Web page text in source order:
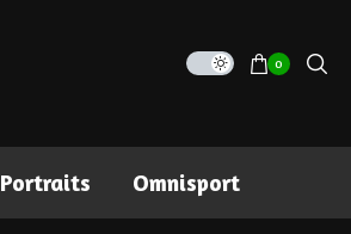
0
Portraits Omnisport